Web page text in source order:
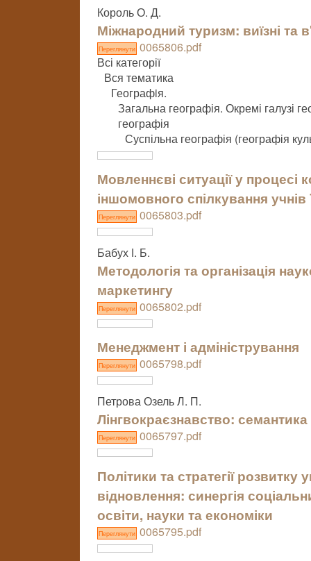
Король О. Д.
Міжнародний туризм: виїзні та
Переглянути 0065806.pdf
Всі категорії
Вся тематика
Географiя.
Загальна географія. Окремі галузі
географія
Суспільна географія (географія
Мовленнєві ситуації у процесі
іншомовного спілкування учнів
Переглянути 0065803.pdf
Бабух І. Б.
Методологія та організація
маркетингу
Переглянути 0065802.pdf
Менеджмент і адміністрування
Переглянути 0065798.pdf
Петрова Озель Л. П.
Лінгвокраєзнавство:
Переглянути 0065797.pdf
Політики та стратегії розвитку
відновлення: синергія
освіти, науки та економіки
Переглянути 0065795.pdf